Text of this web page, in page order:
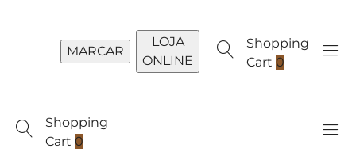
MARCAR
LOJA
ONLINE
Shopping
Cart 0
Shopping
Cart 0